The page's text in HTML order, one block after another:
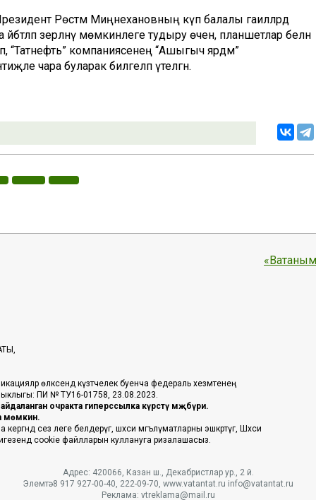
Рөстәм Миңнехановның күп балалы гаиләләрдә
әзерләнү мөмкинлеге тудыру өчен, планшетлар белән
“Татнефть” компаниясенең “Ашыгыч ярдәм”
чара буларак билгеләп үтелгән.
өлкәсендә күзәтчелек буенча федераль хезмәтенең
ПИ № ТУ16-01758, 23.08.2023.
очракта гиперссылка күрсәтү мәҗбүри.
мөмкин.
сез әлеге белдерүгә, шәхси мәгълүматларны эшкәртүгә, Шәхси
cookie файлларын куллануга ризалашасыз.
Адрес: 420066, Казан ш., Декабристлар ур., 2 й.
Элемтә: 8 917 927-00-40, 222-09-70, www.vatantat.ru info@vatantat.ru
Реклама: vtreklama@mail.ru